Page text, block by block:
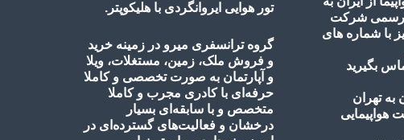
تور هوایی ایروانگردی با هلیکوپتر.
گروه ترانسفری میرو در زمینه خرید
و فروش ملک، زمین، مستغلات، ویلا
و آپارتمان به صورت تخصصی و کاملا
حرفه‌ای با کادری مجرب و کاملا
متخصص و با سابقه‌ای بسیار
درخشان و فعالیت‌های گسترده‌ای در
به تهران
هواپیمایی